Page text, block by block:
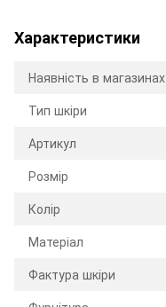
Характеристики
Наявність в магазинах
Тип шкіри
Артикул
Розмір
Колір
Матеріал
Фактура шкіри